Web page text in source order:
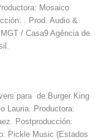
Mosaico
. Prod. Audio &
/ Casa9 Agência de
para de Burger King
Lauria. Productora:
Postproducción:
Pickle Music (Estados